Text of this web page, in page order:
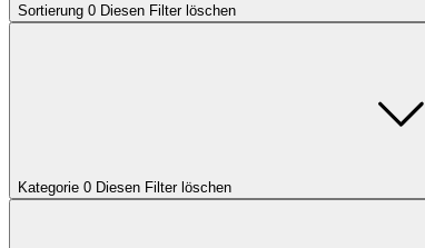
Sortierung 0 Diesen Filter löschen
Kategorie 0 Diesen Filter löschen